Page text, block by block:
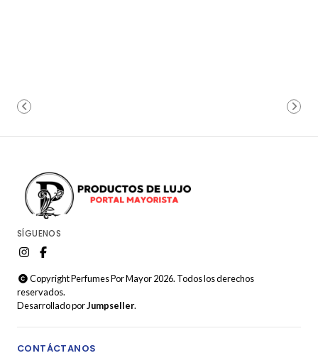
SÍGUENOS
Copyright Perfumes Por Mayor 2026. Todos los derechos
reservados.
Desarrollado porJumpseller.
CONTÁCTANOS